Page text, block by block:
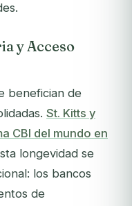
y Acceso
benefician de
St. Kitts y
CBI del mundo en
longevidad se
los bancos
de